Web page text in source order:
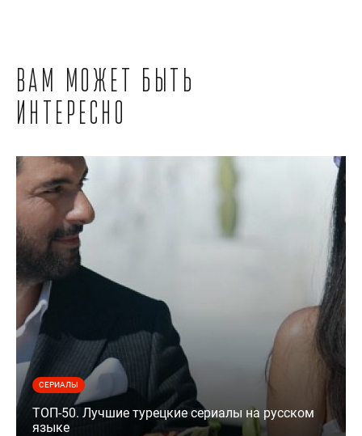
Вам может быть
интересно
СЕРИАЛЫ
ТОП-50. Лучшие турецкие сериалы на русском
языке